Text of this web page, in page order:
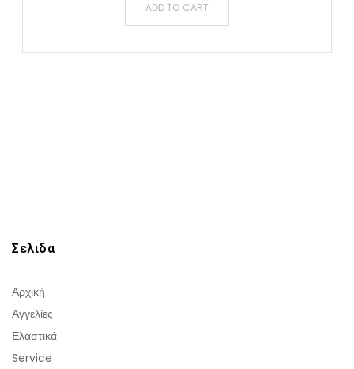
ADD TO CART
Σελιδα
Αρχική
Αγγελίες
Ελαστικά
Service